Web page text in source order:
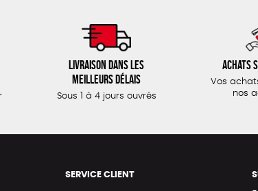
Livraison dans les
meilleurs délais
Sous 1 à 4 jours ouvrés
Achats
Vos
nos
SERVICE CLIENT